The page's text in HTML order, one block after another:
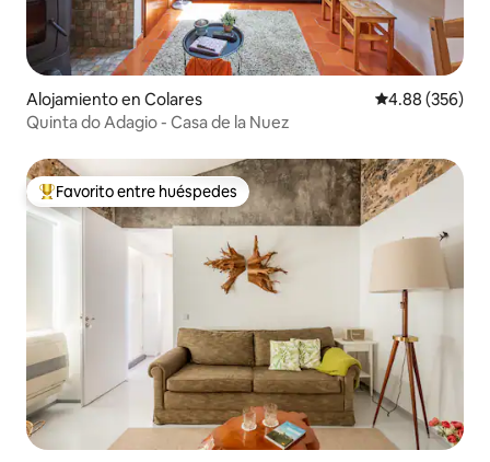
Alojamiento en Colares Calificación
4.88 (356)
Quinta do Adagio - Casa de la Nuez
Favorito entre huéspedes preferido
Favorito entre huéspedes